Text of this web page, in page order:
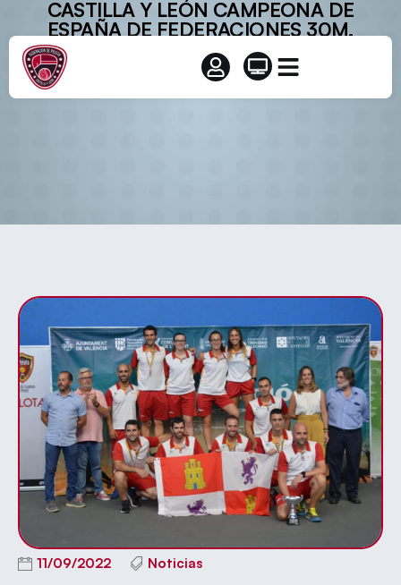
CASTILLA Y LEÓN CAMPEONA DE
ESPAÑA DE FEDERACIONES 30M.
11/09/2022 Noticias